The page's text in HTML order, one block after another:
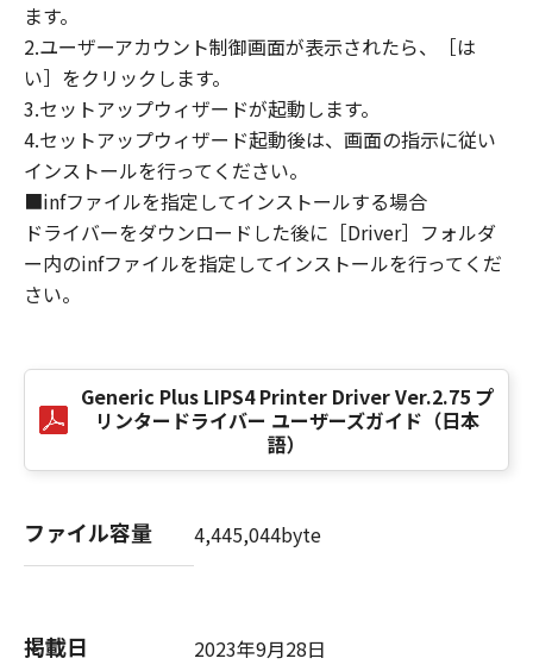
認められる限り、一切の責任を負わないものと
します。たとえ、キヤノン、キヤノンのライセ
ンサー、キヤノンの子会社、キヤノンの関連会
社、それらの販売代理店または販売店がかかる
損害の可能性について知らされていた場合でも
同様です。
(3) キヤノン、キヤノンのライセンサー、キヤノ
ンの子会社、キヤノンの関連会社、それらの販
売代理店または販売店のいずれも、「本ソフト
ウェア」、または「本ソフトウェア」の使用に
ないものとします。
８．契約期間
(1) 本契約書は、お客様が、『同意』を示す下
フトウェア」をインストールした時点で発効
し、下記(2)または(3)により終了されるまで有
複製物のすべてを廃棄および消去することによ
り、本契約書を終了させることができます。
ます。
2.ユーザーアカウント制御画面が表示されたら、［は
い］をクリックします。
3.セットアップウィザードが起動します。
4.セットアップウィザード起動後は、画面の指示に従い
インストールを行ってください。
■infファイルを指定してインストールする場合
ドライバーをダウンロードした後に［Driver］フォルダ
ー内のinfファイルを指定してインストールを行ってくだ
さい。
Generic Plus LIPS4 Printer Driver Ver.2.75 プ
リンタードライバー ユーザーズガイド（日本
語）
ファイル容量 4,445,044byte
掲載日 2023年9月28日